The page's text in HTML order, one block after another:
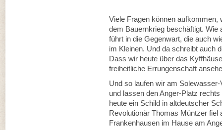
Viele Fragen können
dem Bauernkrieg beschäftigt.
führt in die Gegenwart, die auch
im Kleinen. Und da schreibt auch
Dass wir heute über das
freiheitliche Errungenschaft
Und so laufen wir am
und lassen den Anger-Platz
heute ein Schild in altdeutscher
Revolutionär Thomas Müntzer fiel
Frankenhausen im Hause am